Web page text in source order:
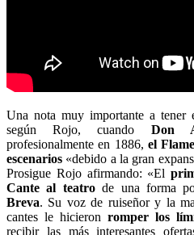
Una nota muy importante a tener
según Rojo, cuando Don
profesionalmente en 1886, el
escenarios «debido a la gran
Prosigue Rojo afirmando: «El
Cante al teatrode una forma
Breva. Su voz de ruiseñor y la
cantes le hicieron romper los
recibir las más interesantes